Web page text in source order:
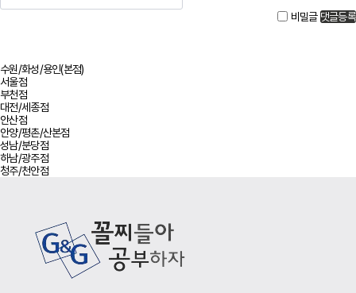
비밀글 댓글등록
수원/화성/용인(본점)
서울점
부천점
대전/세종점
안산점
안양/평촌/산본점
성남/분당점
하남/광주점
청주/천안점
사이트 정보